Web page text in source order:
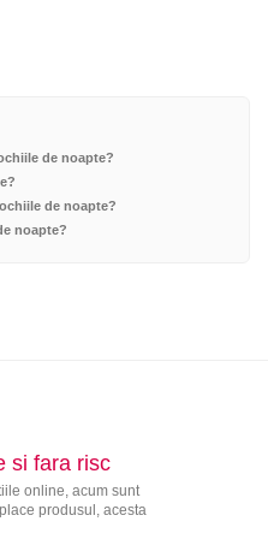
de noapte?
de noapte?
noapte?
si fara risc
online, acum sunt
produsul, acesta